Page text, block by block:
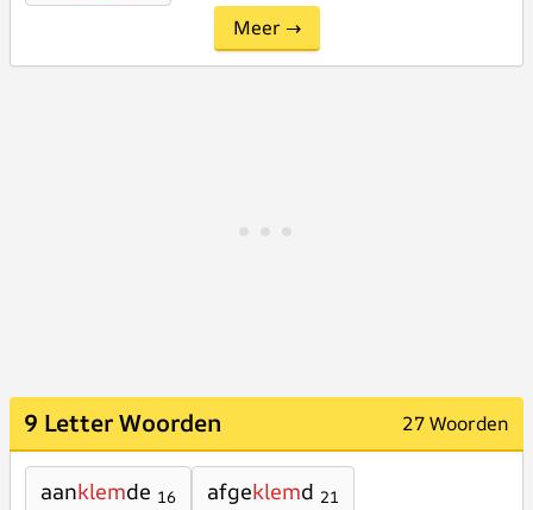
Meer →
9 Letter Woorden 27 Woorden
aanklemde 16 afgeklemd 21